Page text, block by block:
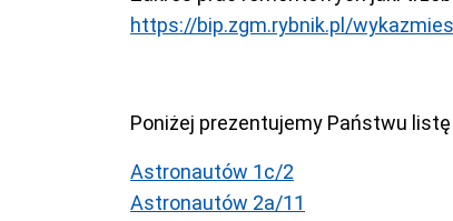
https://bip.zgm.rybnik.pl/
Poniżej prezentujemy Państwu
Astronautów 1c/2
Astronautów 2a/11